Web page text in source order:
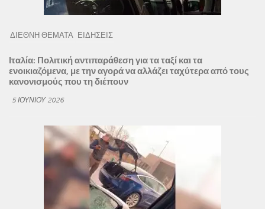
ΔΙΕΘΝΗ ΘΕΜΑΤΑ ΕΙΔΗΣΕΙΣ
Ιταλία: Πολιτική αντιπαράθεση για τα ταξί και τα
ενοικιαζόμενα, με την αγορά να αλλάζει ταχύτερα από τους
κανονισμούς που τη διέπουν
5 ΙΟΥΝΊΟΥ 2026